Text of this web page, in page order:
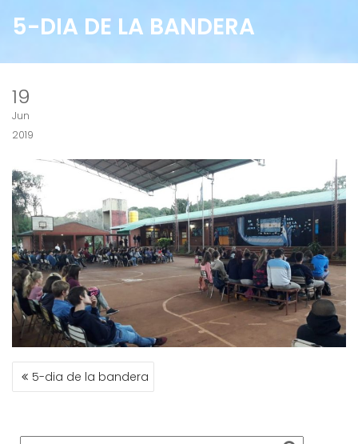
5-DIA DE LA BANDERA
19
Jun
2019
NAVEGACIÓN
DE5-dia de la bandera